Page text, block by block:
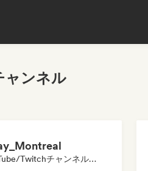
ンネル
YouTube/Twitchチャンネル, メディア・アウトレット／ジャーナリスト